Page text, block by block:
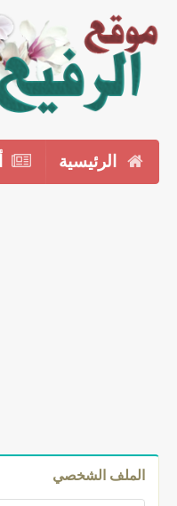
الرئيسية
الملف الشخصي